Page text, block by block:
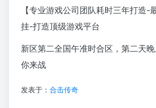
【专业游戏公司团队耗时三年打造-
挂-打造顶级游戏平台
新区第二全国午准时合区，第二天
你来战
发表于： 合击传奇